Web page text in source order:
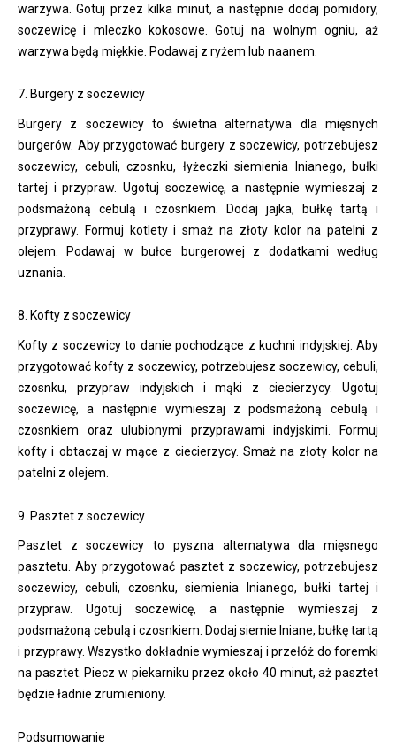
warzywa. Gotuj przez kilka minut, a następnie dodaj pomidory,
soczewicę i mleczko kokosowe. Gotuj na wolnym ogniu, aż
warzywa będą miękkie. Podawaj z ryżem lub naanem.
7. Burgery z soczewicy
Burgery z soczewicy to świetna alternatywa dla mięsnych
burgerów. Aby przygotować burgery z soczewicy, potrzebujesz
soczewicy, cebuli, czosnku, łyżeczki siemienia lnianego, bułki
tartej i przypraw. Ugotuj soczewicę, a następnie wymieszaj z
podsmażoną cebulą i czosnkiem. Dodaj jajka, bułkę tartą i
przyprawy. Formuj kotlety i smaż na złoty kolor na patelni z
olejem. Podawaj w bułce burgerowej z dodatkami według
uznania.
8. Kofty z soczewicy
Kofty z soczewicy to danie pochodzące z kuchni indyjskiej. Aby
przygotować kofty z soczewicy, potrzebujesz soczewicy, cebuli,
czosnku, przypraw indyjskich i mąki z ciecierzycy. Ugotuj
soczewicę, a następnie wymieszaj z podsmażoną cebulą i
czosnkiem oraz ulubionymi przyprawami indyjskimi. Formuj
kofty i obtaczaj w mące z ciecierzycy. Smaż na złoty kolor na
patelni z olejem.
9. Pasztet z soczewicy
Pasztet z soczewicy to pyszna alternatywa dla mięsnego
pasztetu. Aby przygotować pasztet z soczewicy, potrzebujesz
soczewicy, cebuli, czosnku, siemienia lnianego, bułki tartej i
przypraw. Ugotuj soczewicę, a następnie wymieszaj z
podsmażoną cebulą i czosnkiem. Dodaj siemie lniane, bułkę tartą
i przyprawy. Wszystko dokładnie wymieszaj i przełóż do foremki
na pasztet. Piecz w piekarniku przez około 40 minut, aż pasztet
będzie ładnie zrumieniony.
Podsumowanie